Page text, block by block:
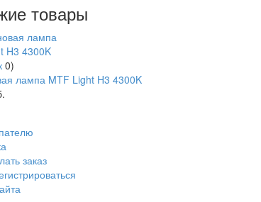
товары
0)
лампа MTF Light H3 4300K
заказ